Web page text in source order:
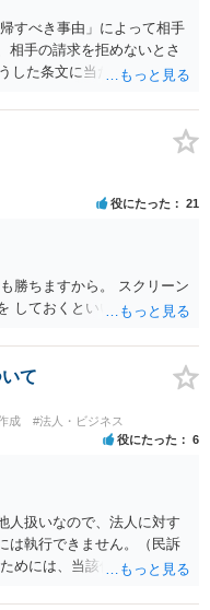
すべき事由」によって相手
相手の請求を拒めないとさ
した条文に当たるかが問題
ではなく，震災等で対象施
等自体が物理的に不可能に
こうした中で，顧客の判断
は顧客側に帰責性があっ
，実質的に考えた場合，集
は集会に供する施設の1つと
かと思われます。 こうした
事実上挙式等の実施が困難
「責めに帰すべき事由」が
かと思われます。 なお，仮
に生じた費用や打合せ相
任事務への報酬請求や不
る可能性はあるかと思われ
渉や，法的手続きを取るこ
ため，法的手続きまでは行
に関する合意を目指す方が
か否かにかかわらず，相手
役にたった 21
勝ちますから。 スクリーン
しておくといいでしょう。
て
成 #法人・ビジネス
役にたった 6
人扱いなので、法人に対す
は執行できません。（民訴
めには、当該個人に対して